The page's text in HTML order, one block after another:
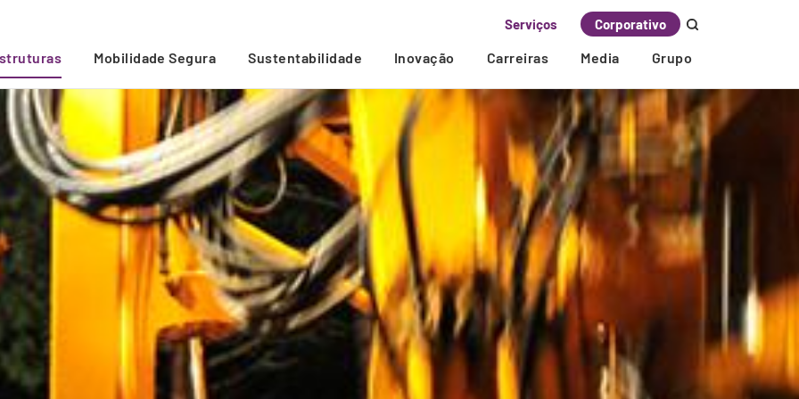
Serviços Corporativo
Mobilidade Segura Sustentabilidade Inovação Carreiras Media Grupo